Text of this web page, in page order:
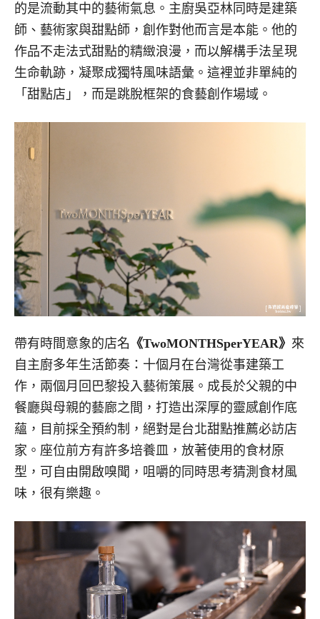
的是流動其中的藝術氣息。主廚吳亞林同時是建築
師、藝術家與甜點師，創作對他而言是本能。他的
作品不走法式甜點的精緻浪漫，而以解構手法呈現
生命軌跡，凝聚成獨特風味語彙。 這裡並非單純的
「甜點店」，而是跳脫框架的食藝創作場域。
帶有時間意象的店名 《TwoMONTHSperYEAR》 來
自主廚多年生活節奏：十個月在台灣從事建築工
作，兩個月回巴黎投入藝術策展。成長於父親的中
餐廳與母親的藝廊之間，打造出深厚的靈感創作底
蘊，目前採全預約制，絕對是台北甜點推薦必訪店
家。座位前方有許多培養皿，放著使用的食材原
型，可自由開啟嗅聞，咀嚼的同時思考猜測食材風
味，很有樂趣。